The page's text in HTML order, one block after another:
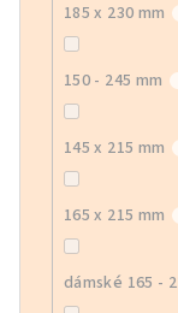
185 x 230 mm
150 - 245 mm
145 x 215 mm
165 x 215 mm
dámské 165 -